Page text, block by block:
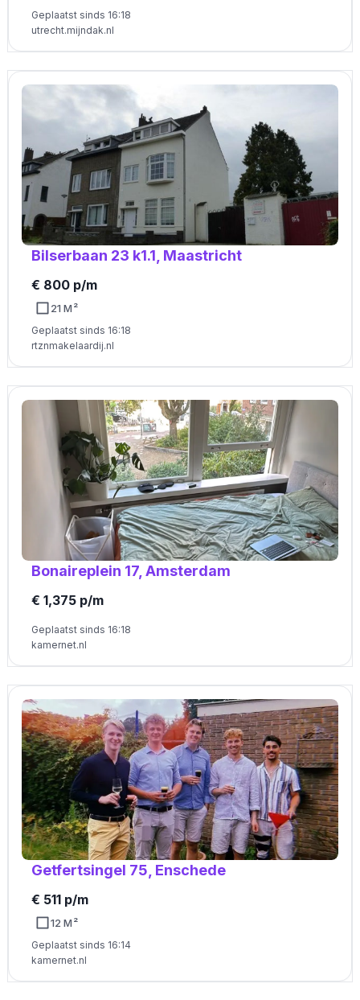
Geplaatst sinds 16:18
utrecht.mijndak.nl
Bilserbaan 23 k1.1, Maastricht
€ 800 p/m
21 M²
Geplaatst sinds 16:18
rtznmakelaardij.nl
Bonaireplein 17, Amsterdam
€ 1,375 p/m
Geplaatst sinds 16:18
kamernet.nl
Getfertsingel 75, Enschede
€ 511 p/m
12 M²
Geplaatst sinds 16:14
kamernet.nl